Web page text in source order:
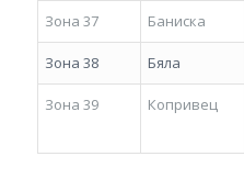
Зона 37 Баниска
Зона 38 Бяла
Зона 39 Копривец